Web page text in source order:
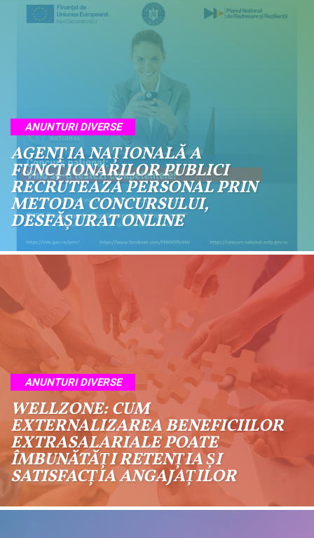
ANUNTURI DIVERSE
AGENȚIA NAȚIONALĂ A
FUNCȚIONARILOR PUBLICI
RECRUTEAZĂ PERSONAL PRIN
METODA CONCURSULUI,
DESFĂȘURAT ONLINE
ANUNTURI DIVERSE
WELLZONE: CUM
EXTERNALIZAREA BENEFICIILOR
EXTRASALARIALE POATE
ÎMBUNĂTĂȚI RETENȚIA ȘI
SATISFACȚIA ANGAJAȚILOR